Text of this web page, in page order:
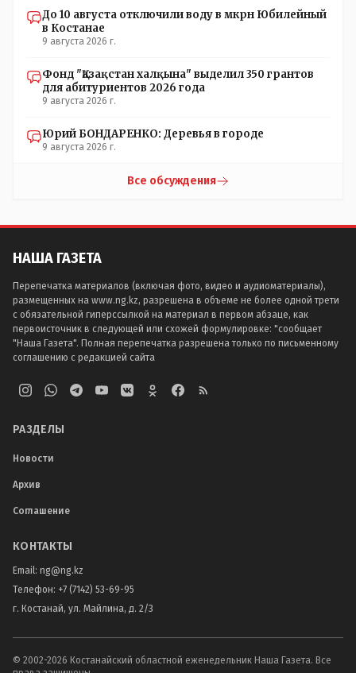
До 10 августа отключили воду в мкрн Юбилейный
в Костанае
9 августа 2026 г.
Фонд "Қазақстан халқына" выделил 350 грантов
для абитуриентов 2026 года
9 августа 2026 г.
Юрий БОНДАРЕНКО: Деревья в городе
9 августа 2026 г.
Все обсуждения
НАША ГАЗЕТА
Перепечатка материалов (включая фото, видео и аудиоматериалы),
размещенных на www.ng.kz, разрешена в объеме не более одной трети
с обязательной гиперссылкой на материал в первом абзаце, как
первоисточник в следующей или схожей формулировке: "сообщает
"Наша Газета". Полная перепечатка разрешена только по письменному
соглашению с редакцией сайта
РАЗДЕЛЫ
Новости
Архив
Соглашение
КОНТАКТЫ
Email: ng@ng.kz
Телефон: +7 (7142) 53-69-95
г. Костанай, ул. Майлина, д. 2/3
© 2002-2026 Костанайский областной еженедельник Наша Газета. Все